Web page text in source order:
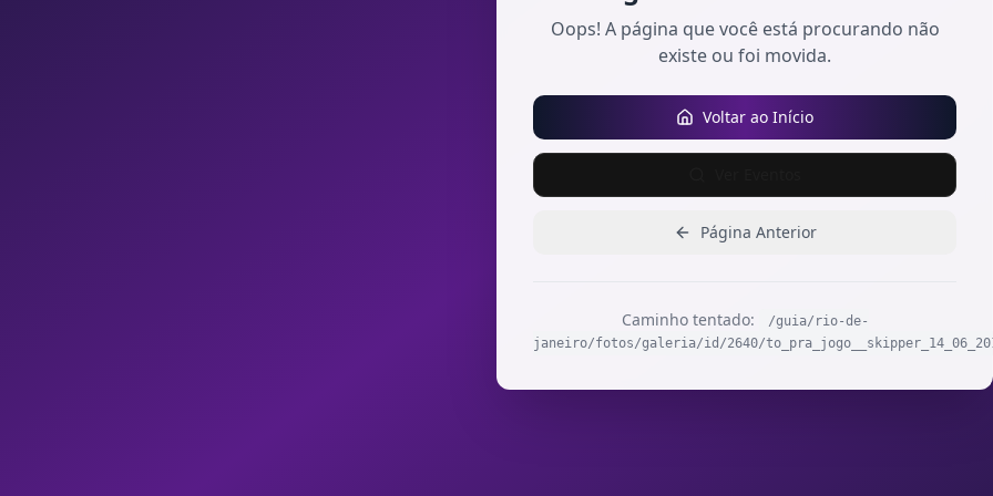
Oops! A página que você está procurando não
existe ou foi movida.
Voltar ao Início
Página Anterior
Caminho tentado:
/guia/rio-de-
janeiro/fotos/galeria/id/2640/